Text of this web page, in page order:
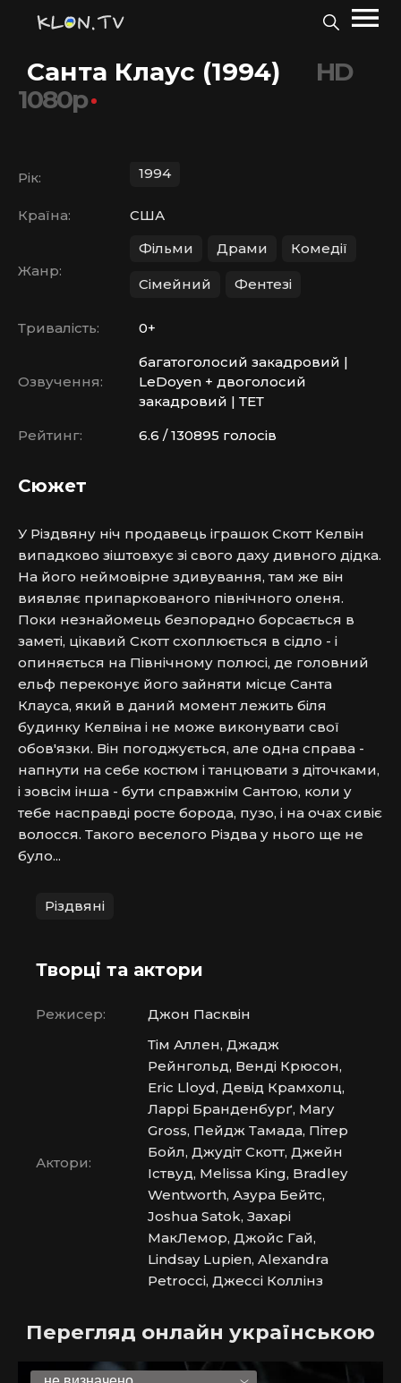
Санта Клаус (1994)
HD
1080p
Рік: 1994
Країна: США
Жанр:
Фільми Драми Комедії
Сімейний Фентезі
Тривалість: 0+
Озвучення:
багатоголосий закадровий |
LeDoyen + двоголосий
закадровий | ТЕТ
Рейтинг:
6.6 / 130895 голосів
Сюжет
У Різдвяну ніч продавець іграшок Скотт Келвін
випадково зіштовхує зі свого даху дивного дідка.
На його неймовірне здивування, там же він
виявляє припаркованого північного оленя.
Поки незнайомець безпорадно борсається в
заметі, цікавий Скотт схоплюється в сідло - і
опиняється на Північному полюсі, де головний
ельф переконує його зайняти місце Санта
Клауса, який в даний момент лежить біля
будинку Келвіна і не може виконувати свої
обов'язки. Він погоджується, але одна справа -
напнути на себе костюм і танцювати з діточками,
і зовсім інша - бути справжнім Сантою, коли у
тебе насправді росте борода, пузо, і на очах сивіє
волосся. Такого веселого Різдва у нього ще не
було...
Різдвяні
Творці та актори
Режисер: Джон Пасквін
Актори:
Тім Аллен, Джадж
Рейнгольд, Венді Крюсон,
Eric Lloyd, Девід Крамхолц,
Ларрі Бранденбурґ, Mary
Gross, Пейдж Тамада, Пітер
Бойл, Джудіт Скотт, Джейн
Іствуд, Melissa King, Bradley
Wentworth, Азура Бейтс,
Joshua Satok, Захарі
МакЛемор, Джойс Гай,
Lindsay Lupien, Alexandra
Petrocci, Джессі Коллінз
Перегляд онлайн українською